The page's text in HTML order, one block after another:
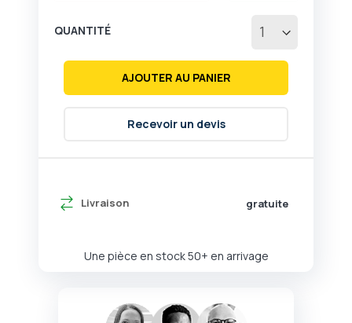
Livraison gratuite
Une pièce en stock50+ en arrivage
QUANTITÉ
AJOUTER AU PANIER
Recevoir un devis